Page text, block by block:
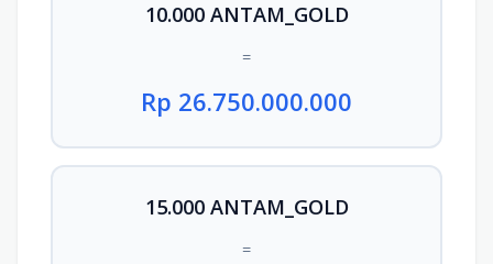
10.000 ANTAM_GOLD
=
Rp 26.750.000.000
15.000 ANTAM_GOLD
=